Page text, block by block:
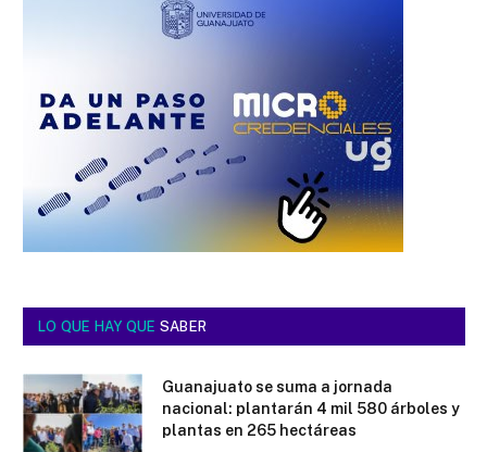
LO QUE HAY QUE SABER
Guanajuato se suma a jornada
nacional: plantarán 4 mil 580 árboles y
plantas en 265 hectáreas